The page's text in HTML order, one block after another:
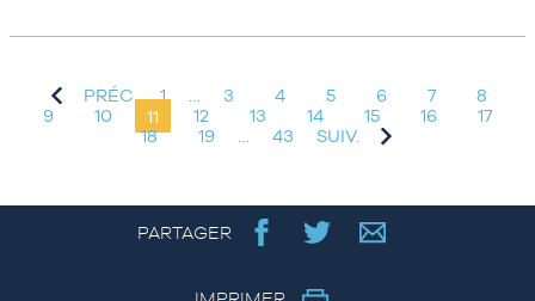
PRÉC. 1 … 3 4 5 6 7
8
9
10 11 12 13 14 15 16
17
18
19 … 43 SUIV.
PARTAGER